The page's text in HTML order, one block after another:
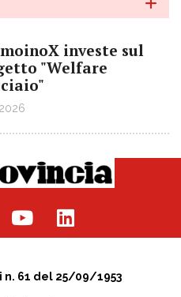
investe sul
"Welfare
n. 61 del 25/09/1953